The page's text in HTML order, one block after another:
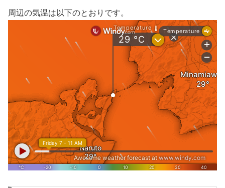
周辺の気温は以下のとおりです。